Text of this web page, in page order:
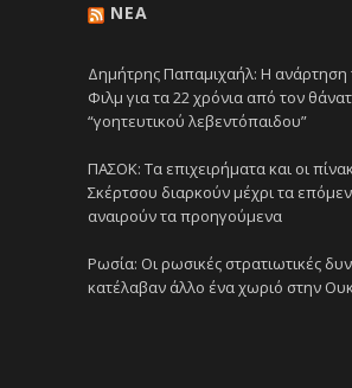
NEA
Δημήτρης Παπαμιχαήλ: Η ανάρτηση
Φιλμ για τα 22 χρόνια από τον
“γοητευτικού λεβεντόπαιδου”
ΠΑΣΟΚ: Τα επιχειρήματα και οι
Σκέρτσου διαρκούν μέχρι τα
αναιρούν τα προηγούμενα
Ρωσία: Οι ρωσικές στρατιωτικές
κατέλαβαν άλλο ένα χωριό στην